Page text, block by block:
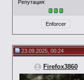
Репутация:
Enforcer
23.09.2025, 00:24
Firefox3860